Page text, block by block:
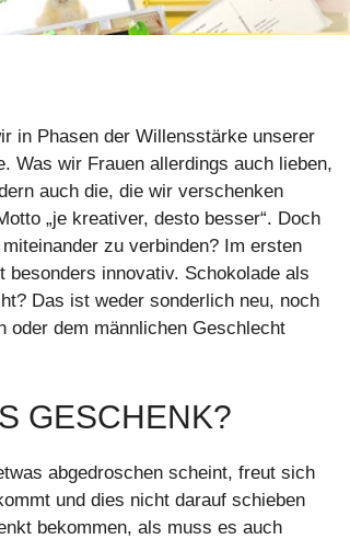
in Phasen der Willensstärke unserer
Was wir Frauen allerdings auch lieben,
auch die, die wir verschenken
„je kreativer, desto besser“. Doch
zu verbinden? Im ersten
innovativ. Schokolade als
Das ist weder sonderlich neu, noch
oder dem männlichen Geschlecht
GESCHENK?
abgedroschen scheint, freut sich
und dies nicht darauf schieben
bekommen, als muss es auch